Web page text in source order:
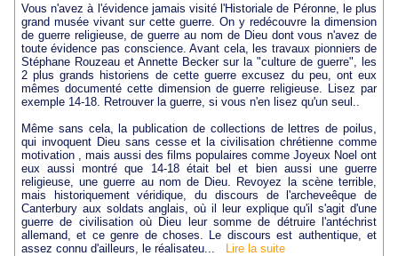
Vous n'avez à l'évidence jamais visité l'Historiale de Péronne, le plus
grand musée vivant sur cette guerre. On y redécouvre la dimension
de guerre religieuse, de guerre au nom de Dieu dont vous n'avez de
toute évidence pas conscience. Avant cela, les travaux pionniers de
Stéphane Rouzeau et Annette Becker sur la "culture de guerre", les
2 plus grands historiens de cette guerre excusez du peu, ont eux
mêmes documenté cette dimension de guerre religieuse. Lisez par
exemple 14-18. Retrouver la guerre, si vous n'en lisez qu'un seul..
Même sans cela, la publication de collections de lettres de poilus,
qui invoquent Dieu sans cesse et la civilisation chrétienne comme
motivation , mais aussi des films populaires comme Joyeux Noel ont
eux aussi montré que 14-18 était bel et bien aussi une guerre
religieuse, une guerre au nom de Dieu. Revoyez la scène terrible,
mais historiquement véridique, du discours de l'archeveêque de
Canterbury aux soldats anglais, où il leur explique qu'il s'agit d'une
guerre de civilisation où Dieu leur somme de détruire l'antéchrist
allemand, et ce genre de choses. Le discours est authentique, et
assez connu d'ailleurs, le réalisateu... Lire la suite